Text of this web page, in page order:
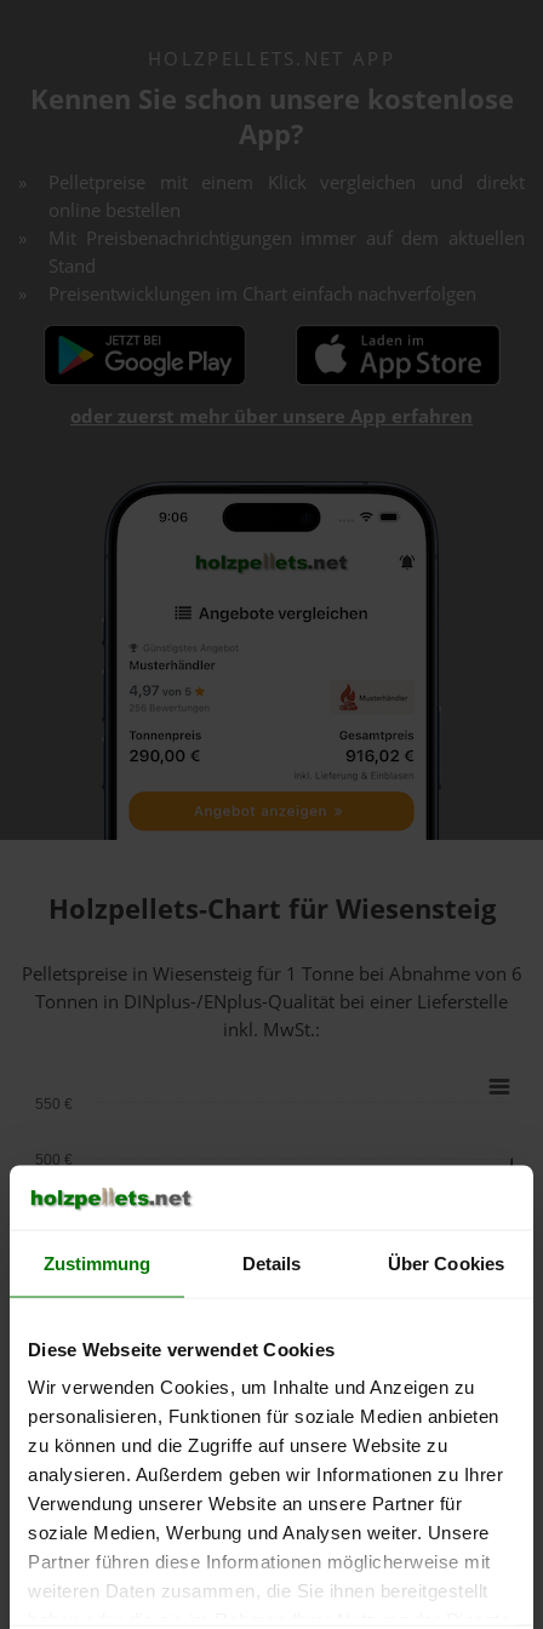
Zustimmung Details Über Cookies
Diese Webseite verwendet Cookies
Wir verwenden Cookies, um Inhalte und Anzeigen zu
personalisieren, Funktionen für soziale Medien anbieten
zu können und die Zugriffe auf unsere Website zu
analysieren. Außerdem geben wir Informationen zu Ihrer
Verwendung unserer Website an unsere Partner für
soziale Medien, Werbung und Analysen weiter. Unsere
Partner führen diese Informationen möglicherweise mit
weiteren Daten zusammen, die Sie ihnen bereitgestellt
HOLZPELLETS.NET APP
Kennen Sie schon unsere kostenlose
App?
Pelletpreise mit einem Klick vergleichen und direkt
online bestellen
Mit Preisbenachrichtigungen immer auf dem aktuellen
Stand
Preisentwicklungen im Chart einfach nachverfolgen
oder zuerst mehr über unsere App erfahren
Holzpellets-Chart für Wiesensteig
Pelletspreise in Wiesensteig für 1 Tonne bei Abnahmevon 6
Tonnen in DINplus-/ENplus-Qualität bei einer Lieferstelle
inkl. MwSt.:
lose Ware Sackware
September
2025
Januar
2026
Mai
2026
250 €
300 €
400 €
500 €
550 €
Die aktuelle Preisentwicklung für Holzpellets in Deutschland
können Sie jederzeit auf unsererPelletspreise-Seite